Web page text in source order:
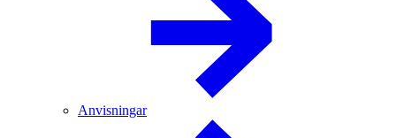
Anvisningar